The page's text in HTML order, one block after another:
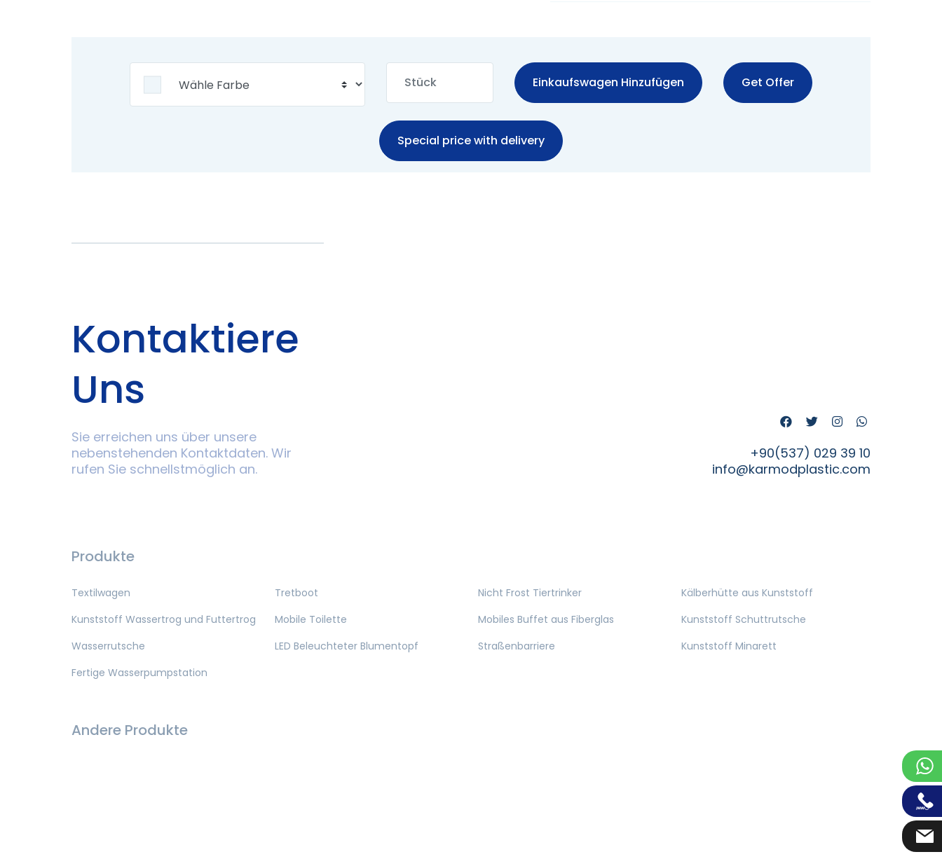
Einkaufswagen Hinzufügen Get Offer
Special price with delivery
Kontaktiere
Uns
Sie erreichen uns über unsere
nebenstehenden Kontaktdaten. Wir
rufen Sie schnellstmöglich an.
+90(537) 029 39 10
info@karmodplastic.com
Produkte
Textilwagen Tretboot Nicht Frost Tiertrinker
Kälberhütte aus Kunststoff
Kunststoff Wassertrog und Futtertrog
Mobile Toilette Mobiles Buffet aus Fiberglas
Kunststoff Schuttrutsche
Wasserrutsche
LED Beleuchteter Blumentopf Straßenbarriere
Kunststoff Minarett
Fertige Wasserpumpstation
Andere Produkte